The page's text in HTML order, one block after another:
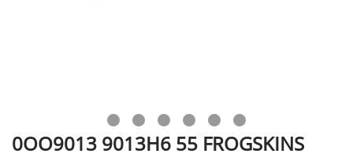
0OO9013 9013H6 55 FROGSKINS